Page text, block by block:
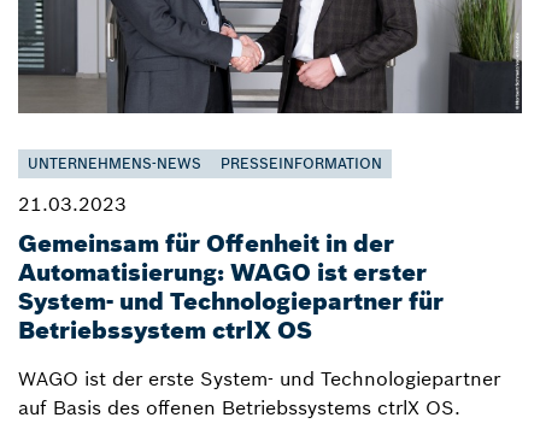
UNTERNEHMENS-NEWS PRESSEINFORMATION
21.03.2023
Gemeinsam für Offenheit in der
Automatisierung: WAGO ist erster
System- und Technologiepartner für
Betriebssystem ctrlX OS
WAGO ist der erste System- und Technologiepartner
auf Basis des offenen Betriebssystems ctrlX OS.